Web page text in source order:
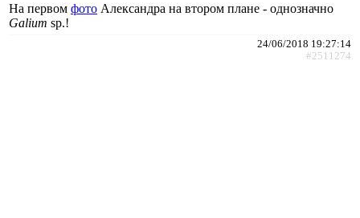
На первом фото Александра на втором плане - однозначно
Galium sp.!
24/06/2018 19:27:14
#2511274